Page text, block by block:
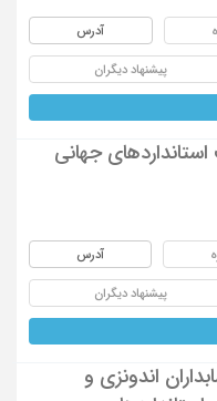
آدرس
پیشنهاد دیگران
جهانی
آدرس
پیشنهاد دیگران
اندونزی و